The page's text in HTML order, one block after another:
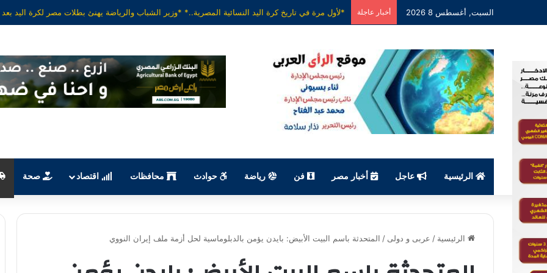
السبت, أغسطس 8 2026 أخبار عاجلة
الرئيسية عاجل أخبار مصر فن رياضة حوادث محافظات اقتصاد صحة
الرئيسية / عربى و دولى / المتحدثة باسم البيت الأبيض: بايدن يؤمن بالدبلوماسية لحل أزمة ملف إيران النووي